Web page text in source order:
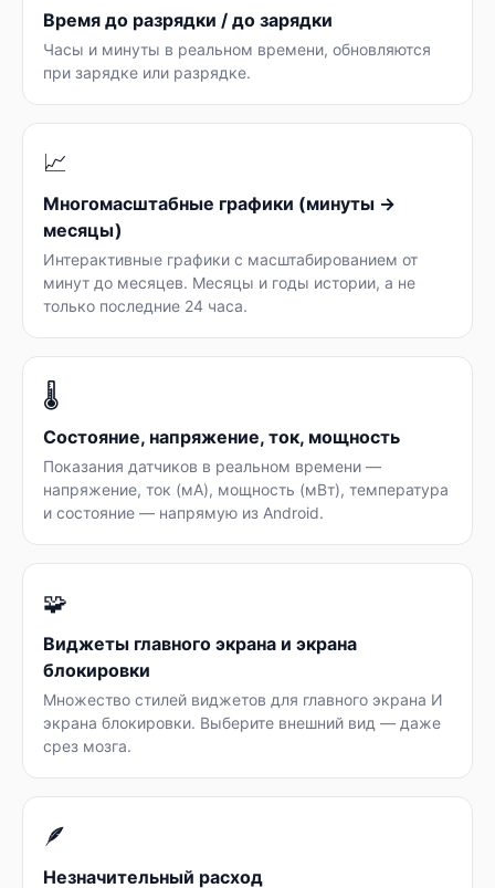
Время до разрядки / до зарядки
Часы и минуты в реальном времени, обновляются
при зарядке или разрядке.
📈
Многомасштабные графики (минуты →
месяцы)
Интерактивные графики с масштабированием от
минут до месяцев. Месяцы и годы истории, а не
только последние 24 часа.
🌡️
Состояние, напряжение, ток, мощность
Показания датчиков в реальном времени —
напряжение, ток (мА), мощность (мВт), температура
и состояние — напрямую из Android.
🧩
Виджеты главного экрана и экрана
блокировки
Множество стилей виджетов для главного экрана И
экрана блокировки. Выберите внешний вид — даже
срез мозга.
🪶
Незначительный расход